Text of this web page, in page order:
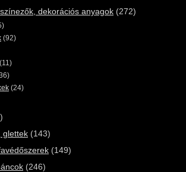
dekorációs anyagok (272)
(92)
(11)
(24)
glettek (143)
(149)
(246)